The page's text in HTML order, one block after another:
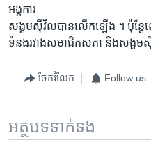
អង្គការ
សង្គមស៊ីវិលបានលើកឡើង ។ ប៉ុន្ត
ទំនងរវាងសមាជិកសភា និងសង្គ
ចែករំលែក Follow us
អត្ថបទ​ទាក់ទង